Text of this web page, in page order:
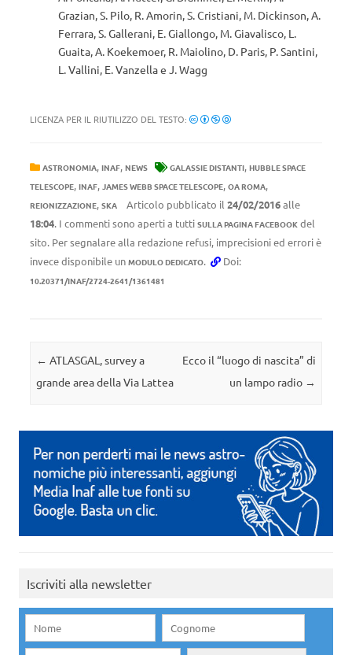
Grazian, S. Pilo, R. Amorin, S. Cristiani, M. Dickinson, A.
Ferrara, S. Gallerani, E. Giallongo, M. Giavalisco, L.
Guaita, A. Koekemoer, R. Maiolino, D. Paris, P. Santini,
L. Vallini, E. Vanzella e J. Wagg
LICENZA PER IL RIUTILIZZO DEL TESTO:
ASTRONOMIA, INAF, NEWS GALASSIE DISTANTI, HUBBLE SPACE
TELESCOPE, INAF, JAMES WEBB SPACE TELESCOPE, OA ROMA,
REIONIZZAZIONE, SKA Articolo pubblicato il 24/02/2016alle
18:04. I commenti sono aperti a tutti SULLA PAGINA FACEBOOK del
sito. Per segnalare alla redazione refusi, imprecisioni ed errori è
invece disponibile un MODULO DEDICATO. Doi:
10.20371/INAF/2724-2641/1361481
Navigazione articolo
← ATLASGAL, survey a
grande area della Via Lattea
Ecco il “luogo di nascita” di
un lampo radio →
Iscriviti alla newsletter